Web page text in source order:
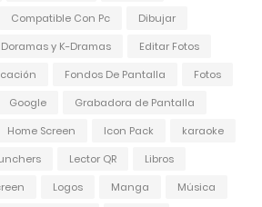
Compatible Con Pc
Dibujar
Doramas y K-Dramas
Editar Fotos
Fondos De Pantalla
Fotos
Google
Grabadora de Pantalla
Home Screen Icon Pack
karaoke
Lector QR
Libros
Logos Manga
Música